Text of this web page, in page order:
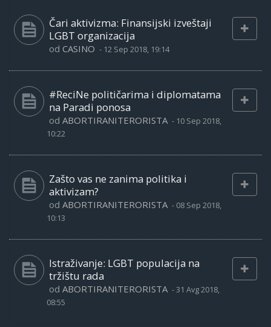
Čari aktivizma: Finansijski izveštaji
LGBT organizacija
od CASINO - 12 Sep 2018, 19:14
#ReciNe političarima i diplomatama
na Paradi ponosa
od ABORTIRANITERORISTA - 10 Sep 2018,
10:22
Zašto vas ne zanima politika i
aktivizam?
od ABORTIRANITERORISTA - 08 Sep 2018,
10:13
Istraživanje: LGBT populacija na
tržištu rada
od ABORTIRANITERORISTA -31 Avg 2018,
08:55